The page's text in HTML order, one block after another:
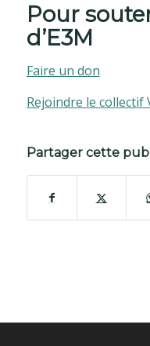
Pour
d’E3M
Faire un don
Rejoindre le collectif
Partager cette